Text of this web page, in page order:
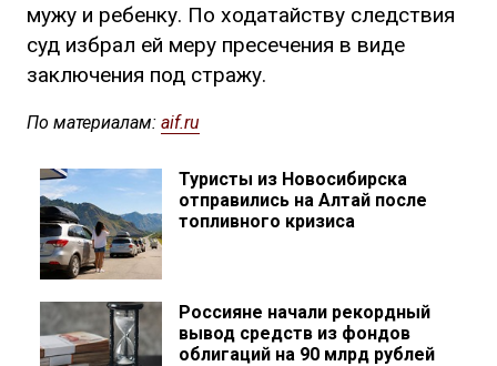
мужу и ребенку. По ходатайству следствия
суд избрал ей меру пресечения в виде
заключения под стражу.
По материалам: aif.ru
Туристы из Новосибирска
отправились на Алтай после
топливного кризиса
Россияне начали рекордный
вывод средств из фондов
облигаций на 90 млрд рублей